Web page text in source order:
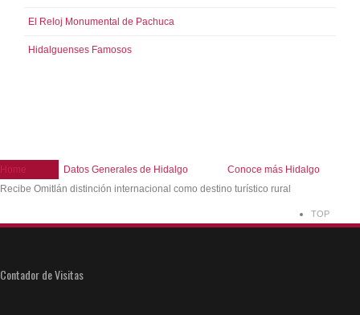
El Reloj Monumental de Pachuca
Hidalguenses Famosos
Home Datos Generales de Hidalgo
Conoce más Hidalgo
Recibe Omitlán distinción internacional como destino turístico rural
TOP
Contador de Visitas